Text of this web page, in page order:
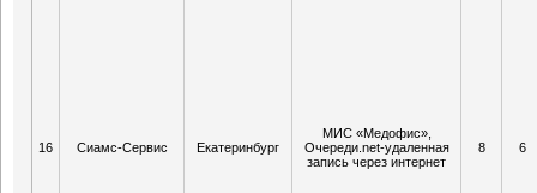
16 Сиамс-Сервис Екатеринбург
МИС «Медофис»,
Очереди.net-удаленная
запись через интернет
8 6